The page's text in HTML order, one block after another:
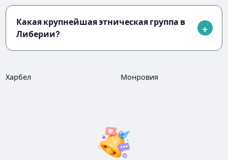
Какая крупнейшая этническая группа в
Либерии?
Харбел Монровия